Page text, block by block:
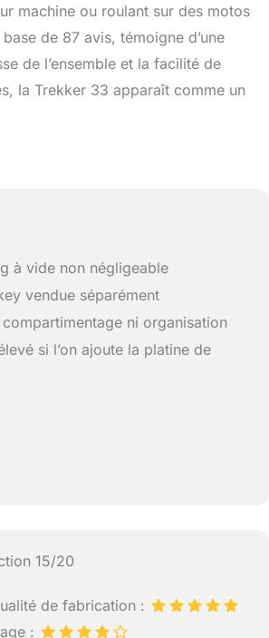
machine ou roulant sur des motos
de 87 avis, témoigne d’une
de l’ensemble et la facilité de
la Trekker 33 apparaît comme un
à vide non négligeable
vendue séparément
compartimentage ni organisation
si l’on ajoute la platine de
15/20
de fabrication :
: